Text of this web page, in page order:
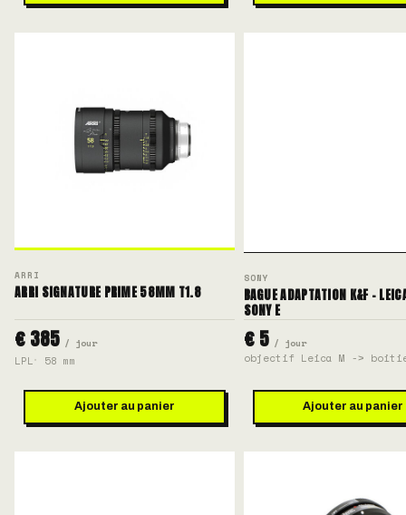
ARRI
ARRI SIGNATURE PRIME 58MM T1.8
€ 385 / jour
LPL 58 mm
Ajouter au panier
SONY
BAGUE ADAPTATION K&F -
SONY E
€ 5 / jour
objectif Leica M ->
Ajouter au panier